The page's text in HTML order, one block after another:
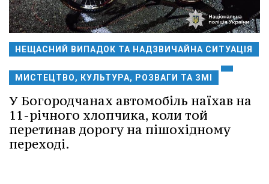
НЕЩАСНИЙ ВИПАДОК ТА НАДЗВИЧАЙНА СИТУАЦІЯ
МИСТЕЦТВО, КУЛЬТУРА, РОЗВАГИ ТА ЗМІ
У Богородчанах автомобіль наїхав на
11-річного хлопчика, коли той
перетинав дорогу на пішохідному
переході.